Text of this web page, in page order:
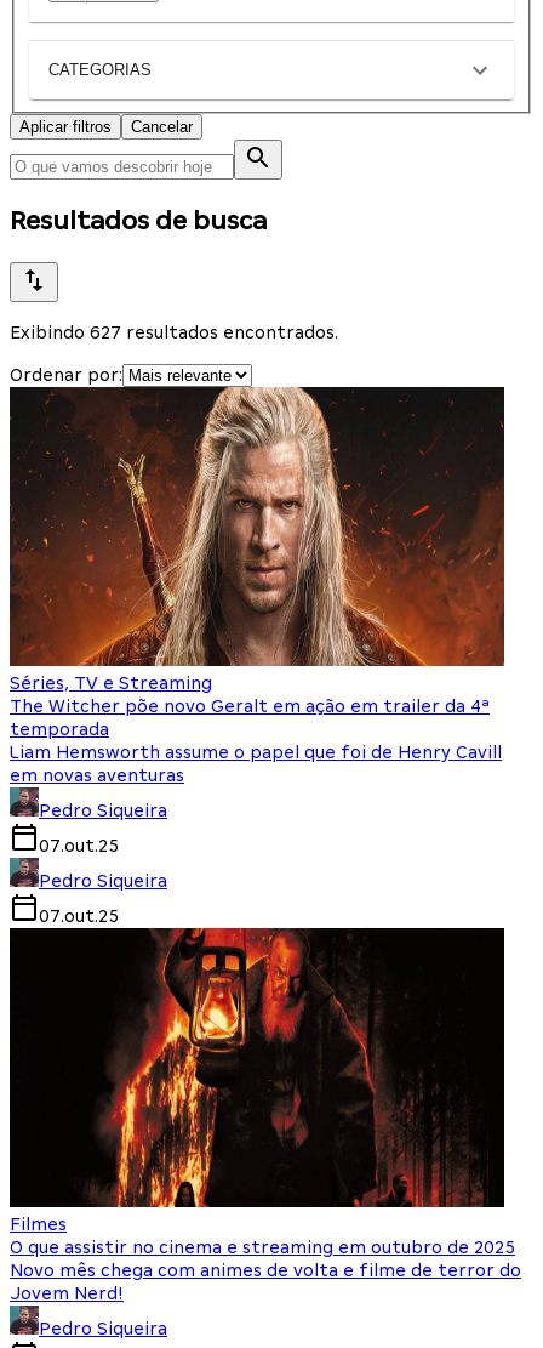
CATEGORIAS
Aplicar filtros Cancelar
Resultados de busca
Exibindo 627 resultados encontrados.
Ordenar por:
Séries, TV e Streaming
The Witcher põe novo Geralt em ação em trailer da 4ª
temporada
Liam Hemsworth assume o papel que foi de Henry Cavill
em novas aventuras
Pedro Siqueira
07.out.25
Pedro Siqueira
07.out.25
Filmes
O que assistir no cinema e streaming em outubro de 2025
Novo mês chega com animes de volta e filme de terror do
Jovem Nerd!
Pedro Siqueira